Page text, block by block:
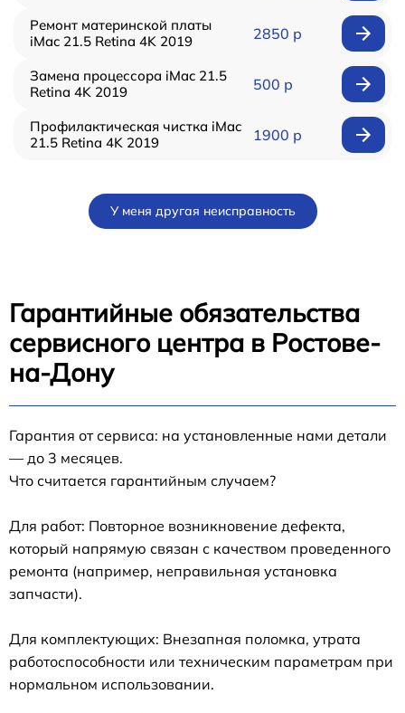
Ремонт материнской платы
iMac 21.5 Retina 4K 2019
2850 р
Замена процессора iMac 21.5
Retina 4K 2019
500 р
Профилактическая чистка iMac
21.5 Retina 4K 2019
1900 р
У меня другая неисправность
Гарантийные обязательства
сервисного центра в Ростове-
на-Дону
Гарантия от сервиса: на установленные нами детали
— до 3 месяцев.
Что считается гарантийным случаем?
Для работ: Повторное возникновение дефекта,
который напрямую связан с качеством проведенного
ремонта (например, неправильная установка
запчасти).
Для комплектующих: Внезапная поломка, утрата
работоспособности или техническим параметрам при
нормальном использовании.